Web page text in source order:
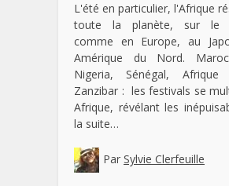
L'été en particulier, l'Afrique
toute la planète, sur le
comme en Europe, au
Amérique du Nord.
Nigeria, Sénégal,
Zanzibar : les festivals se
Afrique, révélant les
la suite…
Par Sylvie Clerfeuille